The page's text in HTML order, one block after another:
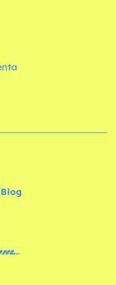
Blog